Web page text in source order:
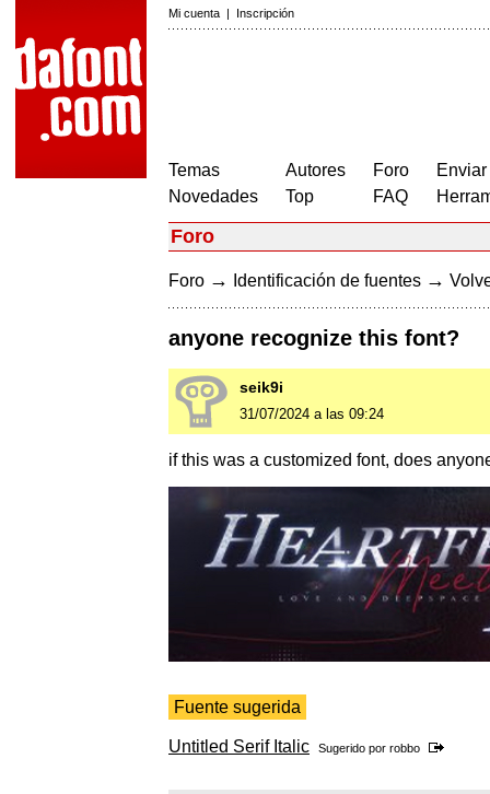
Mi cuenta | Inscripción
Temas
Novedades
Autores
Top
Foro
FAQ
Foro
Foro → Identificación de fuentes →
anyone recognize this font?
seik9i
31/07/2024 a las 09:24
if this was a customized font, does
Fuente sugerida
Untitled Serif Italic Sugerido por robbo